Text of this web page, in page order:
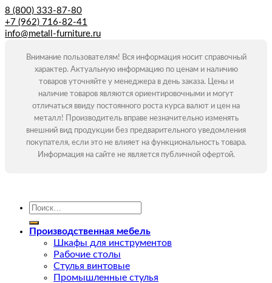
8 (800) 333-87-80
+7 (962) 716-82-41
info@metall-furniture.ru
Внимание пользователям! Вся информация носит справочный
характер. Актуальную информацию по ценам и наличию
товаров уточняйте у менеджера в день заказа. Цены и
наличие товаров являются ориентировочными и могут
отличаться ввиду постоянного роста курса валют и цен на
металл! Производитель вправе незначительно изменять
внешний вид продукции без предварительного уведомления
покупателя, если это не влияет на функциональность товара.
Информация на сайте не является публичной офертой.
Искать:
Производственная мебель
Шкафы для инструментов
Рабочие столы
Стулья винтовые
Промышленные стулья